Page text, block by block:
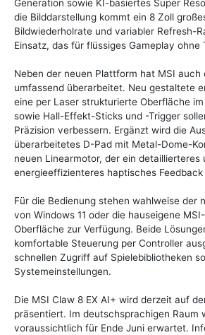
Generation sowie KI-basiertes Super
die Bilddarstellung kommt ein 8 Zoll
Bildwiederholrate und variabler Refresh-
Einsatz, das für flüssiges Gameplay ohne
Neben der neuen Plattform hat MSI auch
umfassend überarbeitet. Neu gestaltete
eine per Laser strukturierte Oberfläche im
sowie Hall-Effekt-Sticks und -Trigger
Präzision verbessern. Ergänzt wird die
überarbeitetes D-Pad mit Metal-Dome-
neuen Linearmotor, der ein detaillierteres
energieeffizienteres haptisches
Für die Bedienung stehen wahlweise der
von Windows 11 oder die hauseigene
Oberfläche zur Verfügung. Beide
komfortable Steuerung per Controller
schnellen Zugriff auf Spielebibliotheken
Systemeinstellungen.
Die MSI Claw 8 EX AI+ wird derzeit auf
präsentiert. Im deutschsprachigen Raum
voraussichtlich für Ende Juni erwartet.